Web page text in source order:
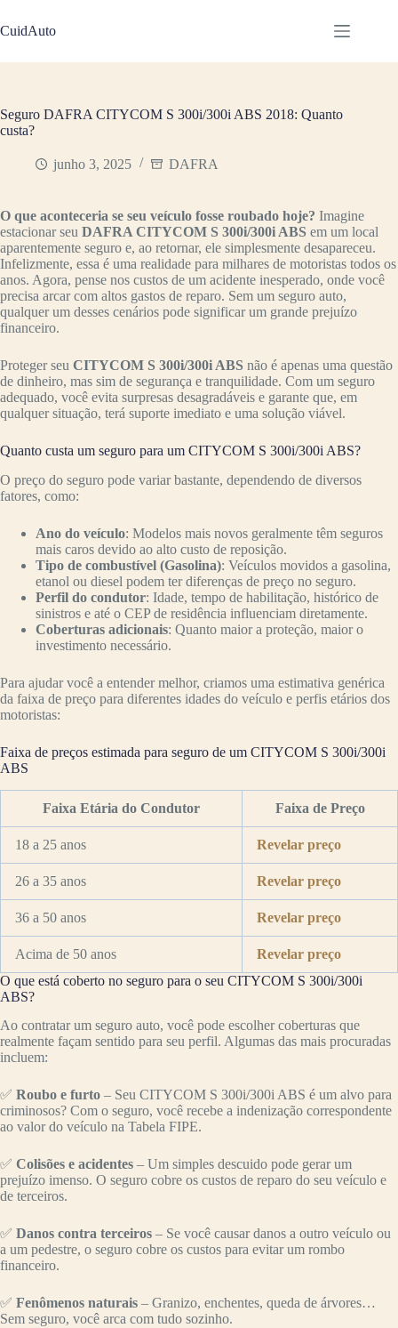
para
o
CuidAuto
Seguro DAFRA CITYCOM S 300i/300i ABS 2018: Quanto
custa?
junho 3, 2025 DAFRA
O que aconteceria se seu veículo fosse roubado hoje? Imagine
estacionar seu DAFRA CITYCOM S 300i/300i ABS em um local
aparentemente seguro e, ao retornar, ele simplesmente desapareceu.
Infelizmente, essa é uma realidade para milhares de motoristas todos os
anos. Agora, pense nos custos de um acidente inesperado, onde você
precisa arcar com altos gastos de reparo. Sem um seguro auto,
qualquer um desses cenários pode significar um grande prejuízo
financeiro.
Proteger seu CITYCOM S 300i/300i ABS não é apenas uma questão
de dinheiro, mas sim de segurança e tranquilidade. Com um seguro
adequado, você evita surpresas desagradáveis e garante que, em
qualquer situação, terá suporte imediato e uma solução viável.
Quanto custa um seguro para um CITYCOM S 300i/300i ABS?
O preço do seguro pode variar bastante, dependendo de diversos
fatores, como:
Ano do veículo: Modelos mais novos geralmente têm seguros
mais caros devido ao alto custo de reposição.
Tipo de combustível (Gasolina): Veículos movidos a gasolina,
etanol ou diesel podem ter diferenças de preço no seguro.
Perfil do condutor: Idade, tempo de habilitação, histórico de
sinistros e até o CEP de residência influenciam diretamente.
Coberturas adicionais: Quanto maior a proteção, maior o
investimento necessário.
Para ajudar você a entender melhor, criamos uma estimativa genérica
da faixa de preço para diferentes idades do veículo e perfis etários dos
motoristas:
Faixa de preços estimada para seguro de um CITYCOM S 300i/300i
ABS
Faixa Etária do Condutor Faixa de Preço
18 a 25 anos Revelar preço
26 a 35 anos Revelar preço
36 a 50 anos Revelar preço
Acima de 50 anos
Revelar preço
O que está coberto no seguro para o seu CITYCOM S 300i/300i
ABS?
Ao contratar um seguro auto, você pode escolher coberturas que
realmente façam sentido para seu perfil. Algumas das mais procuradas
incluem:
✅ Roubo e furto – Seu CITYCOM S 300i/300i ABS é um alvo para
criminosos? Com o seguro, você recebe a indenização correspondente
ao valor do veículo na Tabela FIPE.
✅ Colisões e acidentes – Um simples descuido pode gerar um
prejuízo imenso. O seguro cobre os custos de reparo do seu veículo e
de terceiros.
✅ Danos contra terceiros – Se você causar danos a outro veículo ou
a um pedestre, o seguro cobre os custos para evitar um rombo
financeiro.
✅ Fenômenos naturais – Granizo, enchentes, queda de árvores…
Sem seguro, você arca com tudo sozinho.